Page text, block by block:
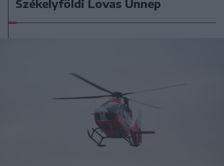
Székelyföldi Lovas Ünnep